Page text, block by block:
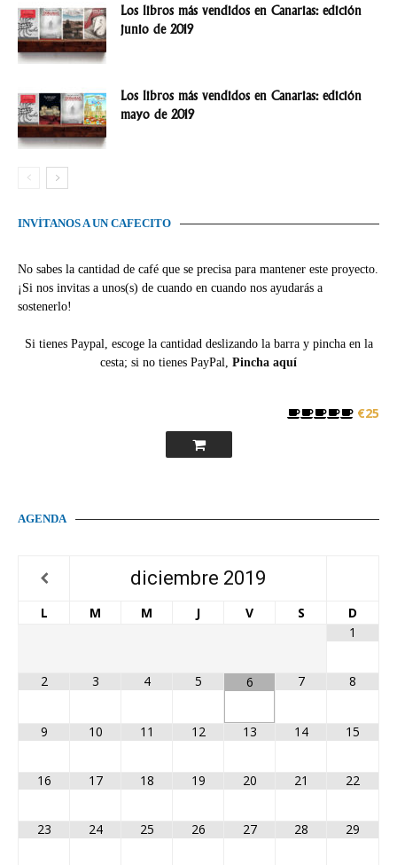
Los libros más vendidos en Canarias: edición
junio de 2019
Los libros más vendidos en Canarias: edición
mayo de 2019
INVÍTANOS A UN CAFECITO
No sabes la cantidad de café que se precisa para mantener este proyecto.
¡Si nos invitas a unos(s) de cuando en cuando nos ayudarás a
sostenerlo!
Si tienes Paypal, escoge la cantidad deslizando la barra y pincha en la
cesta; si no tienes PayPal, Pincha aquí
€25
AGENDA
diciembre 2019
L M M J V S
D
1
2 3 4 5 6 7 8
9 10 11 12 13 14 15
16 17 18 19 20 21 22
23 24 25 26 27 28 29